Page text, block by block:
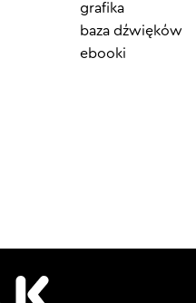
grafika
baza dźwięków
ebooki